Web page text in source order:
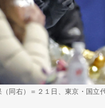
同右）＝２１日、東京・国立